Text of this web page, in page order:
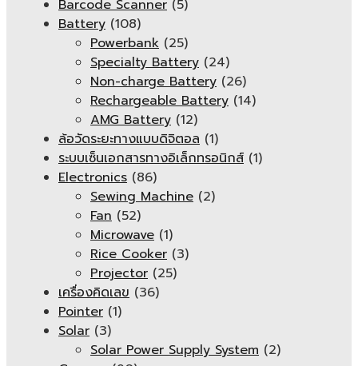
Barcode Scanner (5)
Battery (108)
Powerbank (25)
Specialty Battery (24)
Non-charge Battery (26)
Rechargeable Battery (14)
AMG Battery (12)
ล้อวัดระยะทางแบบดิจิตอล (1)
ระบบเซ็นเอกสารทางอิเล็กทรอนิกส์ (1)
Electronics (86)
Sewing Machine (2)
Fan (52)
Microwave (1)
Rice Cooker (3)
Projector (25)
เครื่องคิดเลข (36)
Pointer (1)
Solar (3)
Solar Power Supply System (2)